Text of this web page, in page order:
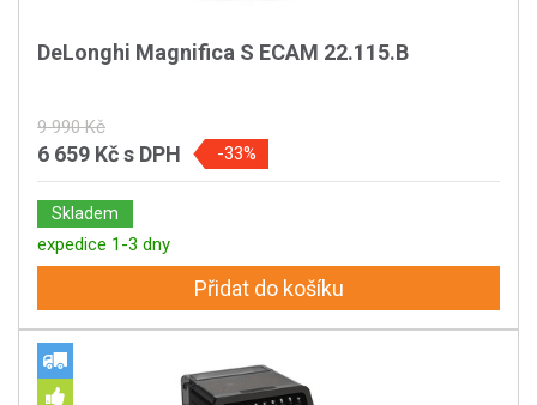
DeLonghi Magnifica S ECAM 22.115.B
9 990 Kč
6 659 Kčs DPH -33%
Skladem
expedice 1-3 dny
Přidat do košíku